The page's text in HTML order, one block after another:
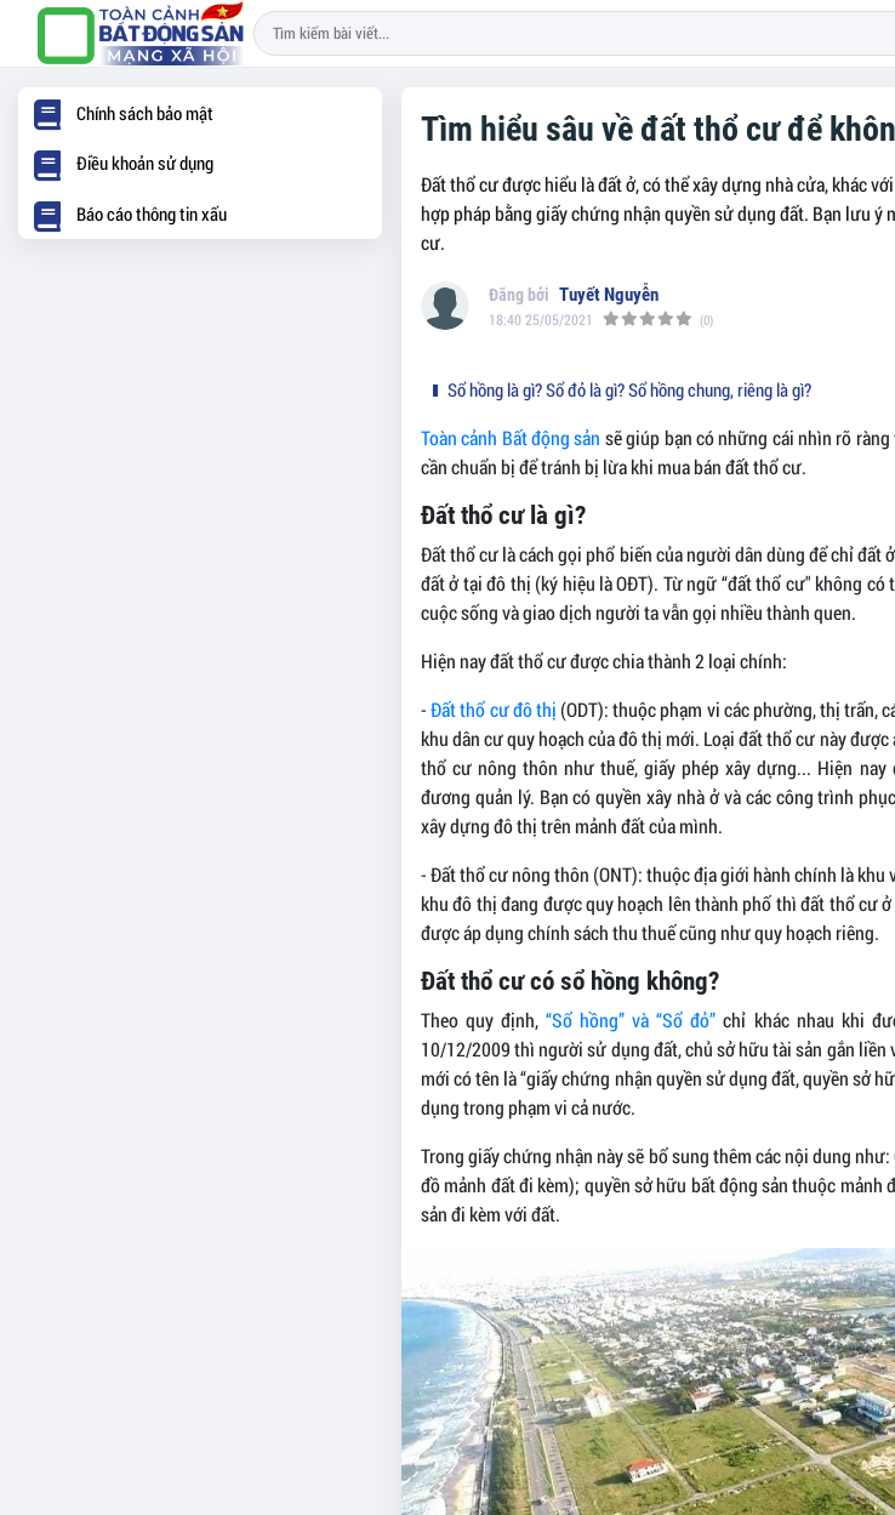
Tìm hiểu sâu về đất thổ cư để
Đất thổ cư được hiểu là đất ở, có thể xây dựng nhà cửa, khác
hợp pháp bằng giấy chứng nhận quyền sử dụng đất. Bạn lưu
cư.
Tuyết Nguyễn
18:40 25/05/2021 (0)
Sổ hồng là gì? Sổ đỏ là gì? Sổ hồng chung, riêng là gì?
Toàn cảnh Bất động sản sẽ giúp bạn có những cái nhìn rõ
cần chuẩn bị để tránh bị lừa khi mua bán đất thổ cư.
Đất thổ cư là gì?
Đất thổ cư là cách gọi phổ biến của người dân dùng để chỉ đất
đất ở tại đô thị (ký hiệu là OĐT). Từ ngữ “đất thổ cư" không
cuộc sống và giao dịch người ta vẫn gọi nhiều thành quen.
Hiện nay đất thổ cư được chia thành 2 loại chính:
-Đất thổ cư đô thị (ODT): thuộc phạm vi các phường, thị trấn,
khu dân cư quy hoạch của đô thị mới. Loại đất thổ cư này
thổ cư nông thôn như thuế, giấy phép xây dựng... Hiện nay
đương quản lý. Bạn có quyền xây nhà ở và các công trình
xây dựng đô thị trên mảnh đất của mình.
- Đất thổ cư nông thôn (ONT): thuộc địa giới hành chính là khu
khu đô thị đang được quy hoạch lên thành phố thì đất thổ cư
được áp dụng chính sách thu thuế cũng như quy hoạch riêng.
Đất thổ cư có sổ hồng không?
Theo quy định,“Sổ hồng” và “Sổ đỏ”chỉ khác nhau khi
10/12/2009 thì người sử dụng đất, chủ sở hữu tài sản gắn
mới có tên là “giấy chứng nhận quyền sử dụng đất, quyền sở
dụng trong phạm vi cả nước.
Trong giấy chứng nhận này sẽ bổ sung thêm các nội dung
đồ mảnh đất đi kèm); quyền sở hữu bất động sản thuộc mảnh
sản đi kèm với đất.
Chính sách bảo mật
Điều khoản sử dụng
Báo cáo thông tin xấu